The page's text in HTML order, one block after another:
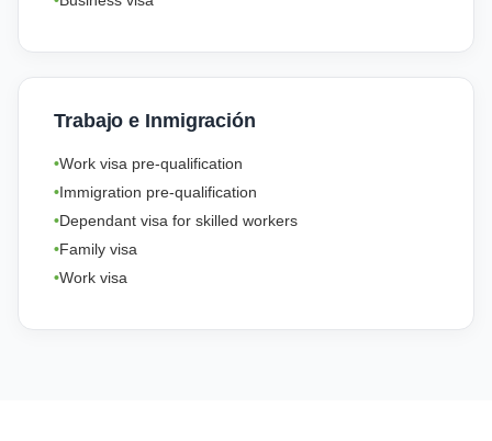
Trabajo e Inmigración
Work visa pre-qualification
Immigration pre-qualification
Dependant visa for skilled workers
Family visa
Work visa